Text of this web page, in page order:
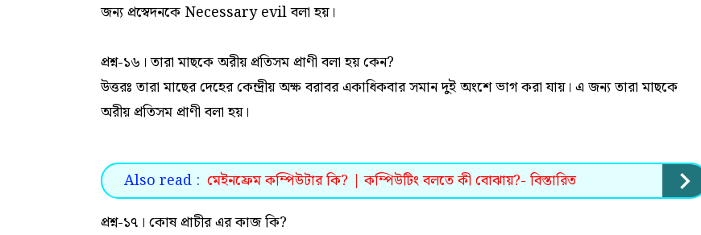
জন্য প্রস্বেদনকে Necessary evil বলা হয়।
প্রশ্ন-১৬। তারা মাছকে অরীয় প্রতিসম প্রাণী বলা হয় কেন?
উত্তরঃ তারা মাছের দেহের কেন্দ্রীয় অক্ষ বরাবর একাধিকবার সমান দুই অংশে ভাগ করা যায়। এ জন্য তারা মাছকে
অরীয় প্রতিসম প্রাণী বলা হয়।
Also read : মেইনফ্রেম কম্পিউটার কি? | কম্পিউটিং বলতে কী বোঝায়?- বিস্তারিত
প্রশ্ন-১৭। কোষ প্রাচীর এর কাজ কি?